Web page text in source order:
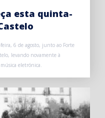
esta quinta-
6 de agosto, junto ao Forte
levando novamente à
eletrónica.